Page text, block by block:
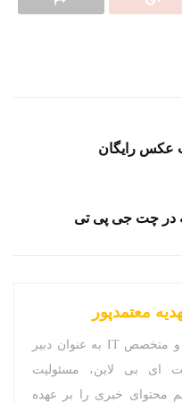
عکس رایگان
در چت جی پی تی
معتمدپور
برنامه نویس و متخصص IT به عنوان دبیر
ای بی لاین، مسئولیت
محتوای خبری را بر عهده